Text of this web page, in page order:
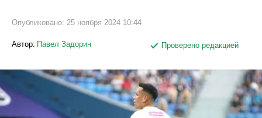
Опубликовано: 25 ноября 2024 10:44
Автор: Павел Задорин Проверено редакцией